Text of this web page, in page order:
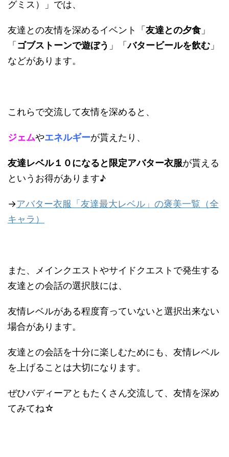
グミス）」では、
友達との友情を深めるイベント「 友達との夕食 」
「 ゴブストーンで遊ぼう 」「バタービールを飲む 」
などがあります。
これらで交流して友情を深めると、
ジェムやエネルギーが貰えたり、
友達レベル１０になると限定アバター衣服が貰える
というお得があります♪
→アバター衣服「友達最大レベル」の褒美一覧（全
キャラ）
また、メインクエストやサイドクエストで発生する
友達との会話の選択肢には、
友情レベルがある程度育っていないと選択出来ない
場合があります。
友達との会話を十分に楽しむためにも、友情レベル
を上げることは大切になります。
ぜひバディーアともたくさん交流して、友情を深め
てみてね☆